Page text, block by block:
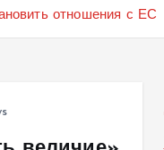
отношения с ЕС